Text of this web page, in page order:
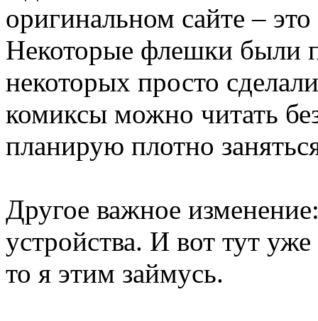
оригинальном сайте –
Некоторые флешки были
некоторых просто
комиксы можно читать
планирую плотно
Другое важное
устройства. И вот тут
то я этим займусь.